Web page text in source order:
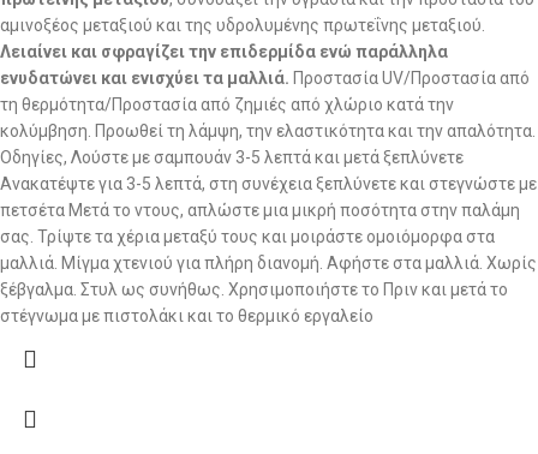
αμινοξέος μεταξιού και της υδρολυμένης πρωτεΐνης μεταξιού.
Λειαίνει και σφραγίζει την επιδερμίδα ενώ παράλληλα
ενυδατώνει και ενισχύει τα μαλλιά. Προστασία UV/Προστασία από
τη θερμότητα/Προστασία από ζημιές από χλώριο κατά την
κολύμβηση. Προωθεί τη λάμψη, την ελαστικότητα και την απαλότητα.
Οδηγίες, Λούστε με σαμπουάν 3-5 λεπτά και μετά ξεπλύνετε
Ανακατέψτε για 3-5 λεπτά, στη συνέχεια ξεπλύνετε και στεγνώστε με
πετσέτα Μετά το ντους, απλώστε μια μικρή ποσότητα στην παλάμη
σας. Τρίψτε τα χέρια μεταξύ τους και μοιράστε ομοιόμορφα στα
μαλλιά. Μίγμα χτενιού για πλήρη διανομή. Αφήστε στα μαλλιά. Χωρίς
ξέβγαλμα. Στυλ ως συνήθως. Χρησιμοποιήστε το Πριν και μετά το
στέγνωμα με πιστολάκι και το θερμικό εργαλείο